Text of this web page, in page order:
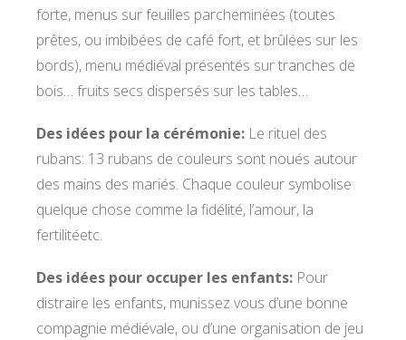
forte, menus sur feuilles parcheminées (toutes
prêtes, ou imbibées de café fort, et brûlées sur les
bords), menu médiéval présentés sur tranches de
bois… fruits secs dispersés sur les tables…
Des idées pour la cérémonie: Le rituel des
rubans: 13 rubans de couleurs sont noués autour
des mains des mariés. Chaque couleur symbolise
quelque chose comme la fidélité, l’amour, la
fertilitéetc.
Des idées pour occuper les enfants: Pour
distraire les enfants, munissez vous d’une bonne
compagnie médiévale, ou d’une organisation de jeu